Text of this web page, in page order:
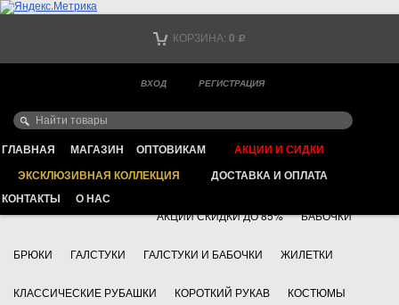
КОРЗИНА: 0 Р
ВХОД РЕГИСТРАЦИЯ
ГЛАВНАЯ МАГАЗИН ОПТОВИКАМ
АКЦИИ И СИДКИ
ЭКСКЛЮЗИВНАЯ КОЛЛЕКЦИЯ
ДОСТАВКА И ОПЛАТА
КОНТАКТЫ
О НАС
Ваш город -
ИНТЕРНЕТ МАГАЗИН КЛАССИЧЕСКОЙ МУЖСКОЙ ОДЕЖДЫ
+7 495 783 69 17 АКСЕССУАРЫ
АКЦИИ СКИДКИ ДО 85% БАБОЧКИ
БРЮКИ ГАЛСТУКИ ГАЛСТУКИ И БАБОЧКИ ЖИЛЕТКИ
КЛАССИЧЕСКИЕ РУБАШКИ КОРОТКИЙ РУКАВ КОСТЮМЫ